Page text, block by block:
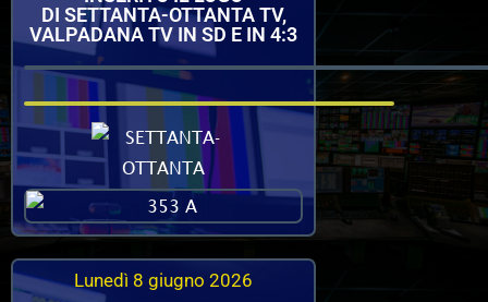
DI SETTANTA-OTTANTA TV,
VALPADANA TV IN SD E IN 4:3
Lunedì 8 giugno 2026